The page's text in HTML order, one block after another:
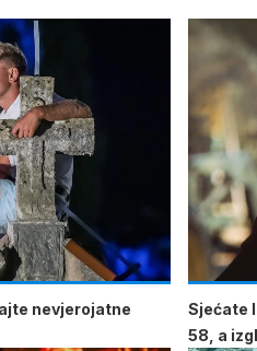
nevjerojatne
Sjećate
58, a